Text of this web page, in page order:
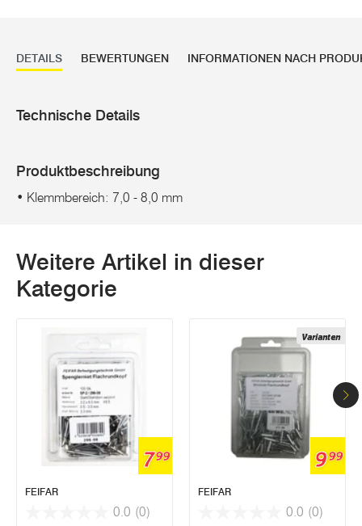
DETAILS BEWERTUNGEN INFORMATIONEN NACH
Technische Details
Produktbeschreibung
• Klemmbereich: 7,0 - 8,0 mm
Weitere Artikel in dieser
Kategorie
799
FEIFAR
0.0 (0)
Varianten
999
FEIFAR
0.0 (0)